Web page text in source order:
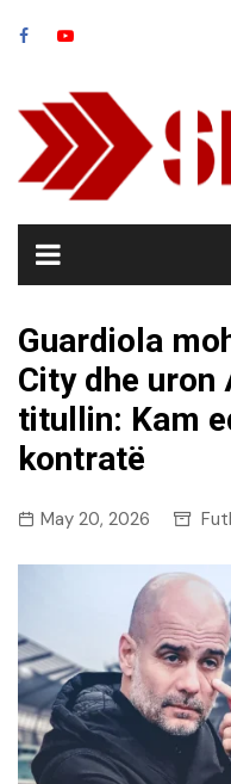
Guardiola
City dhe uron
titullin: Kam
kontratë
May 20, 2026